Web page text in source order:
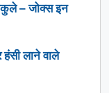
– जोक्स इन
लाने वाले